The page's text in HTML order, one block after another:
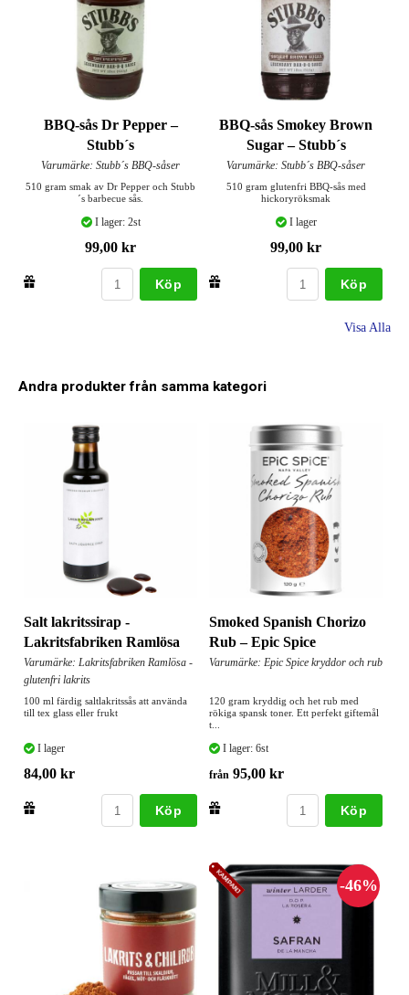
BBQ-sås Dr Pepper –
Stubb´s
Varumärke: Stubb´s BBQ-såser
510 gram smak av Dr Pepper och Stubb
´s barbecue sås.
I lager: 2st
99,00 kr
Köp
BBQ-sås Smokey Brown
Sugar – Stubb´s
Varumärke: Stubb´s BBQ-såser
510 gram glutenfri BBQ-sås med
hickoryröksmak
I lager
99,00 kr
Köp
Visa Alla
Andra produkter från samma kategori
Salt lakritssirap -
Lakritsfabriken Ramlösa
Varumärke: Lakritsfabriken Ramlösa -
glutenfri lakrits
100 ml färdig saltlakritssås att använda
till tex glass eller frukt
I lager
84,00 kr
Köp
Smoked Spanish Chorizo
Rub – Epic Spice
Varumärke: Epic Spice kryddor och rub
120 gram kryddig och het rub med
rökiga spansk toner. Ett perfekt giftemål
t...
I lager: 6st
från 95,00 kr
Köp